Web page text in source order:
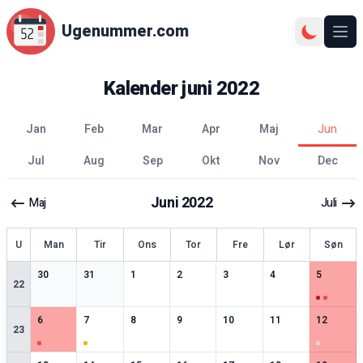
Ugenummer.com
Kalenderjuni 2022
jan feb mar apr maj
jun
jul
aug sep okt nov dec
Maj Juni2022 Juli
Uge Man Tir Ons Tor Fre Lør Søn
22
30
0særlige datoer
31
0særlige datoer
10 særlige datoer
2
0særlige datoer
3
0særlige datoer
4
0særlige datoer
5
2særlige
23
6
1særlige datoer
7
1særlige datoer
8
0særlige datoer
9
0særlige datoer
10
0særlige datoer
11
0særlige datoer
12
1særlige